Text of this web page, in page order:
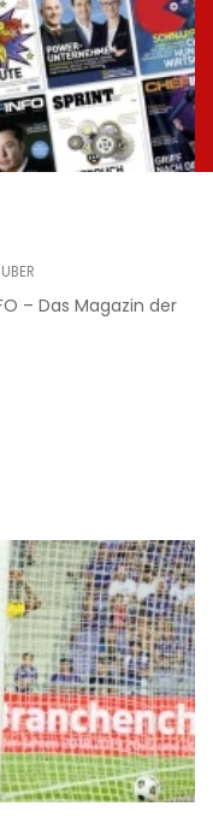
– Das Magazin der